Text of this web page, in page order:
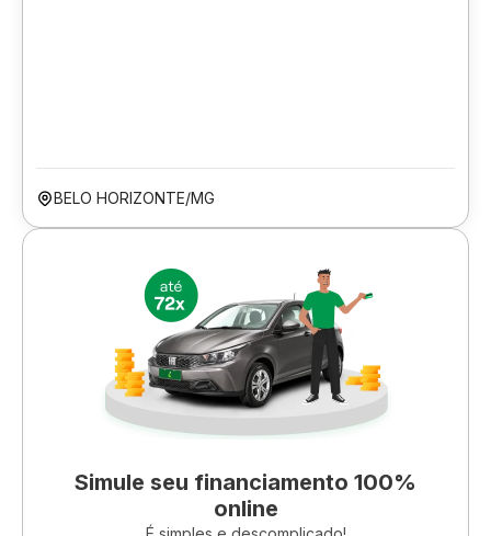
BELO HORIZONTE/MG
Simule seu financiamento 100%
online